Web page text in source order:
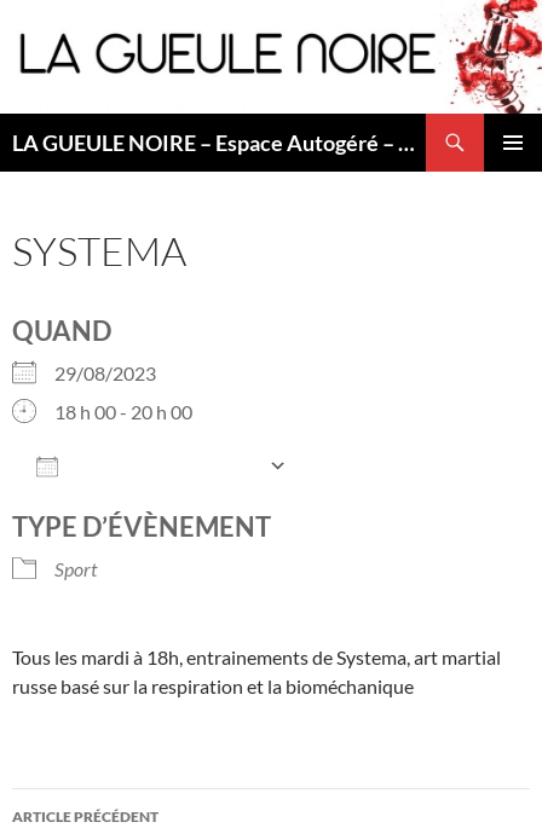
au
contenu
LA GUEULE NOIRE – Espace Autogéré – Saint Etienne
SYSTEMA
QUAND
29/08/2023
18 h 00 - 20 h 00
TYPE D’ÉVÈNEMENT
Sport
Tous les mardi à 18h, entrainements de Systema, art martial
russe basé sur la respiration et la bioméchanique
Navigation
ARTICLE PRÉCÉDENT